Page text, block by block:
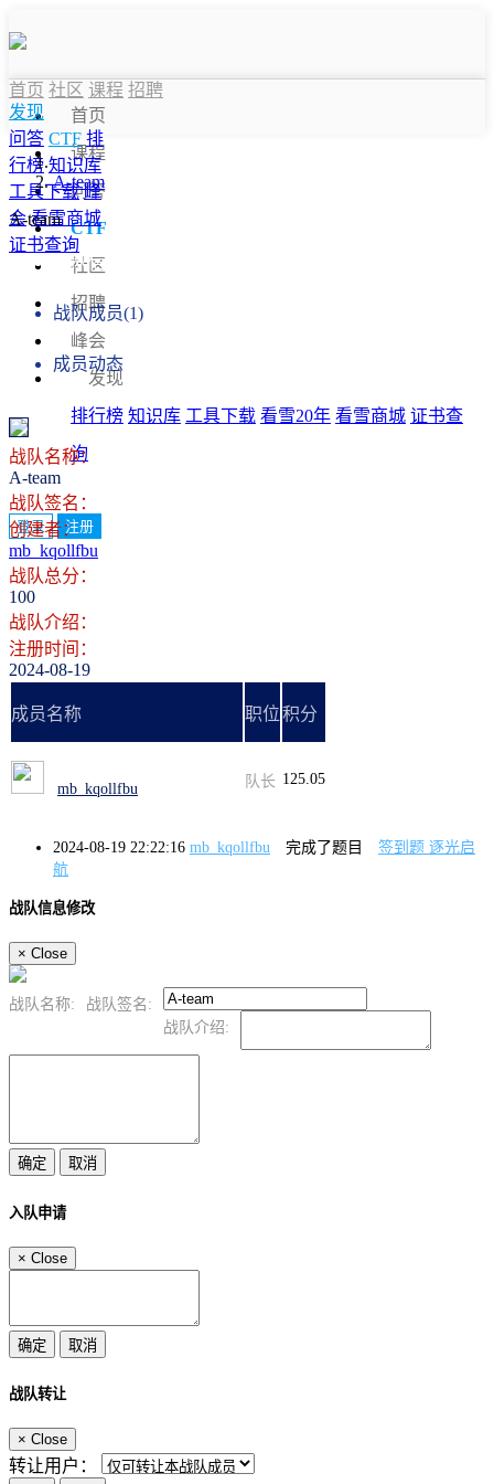
首页
课程
问答
CTF
社区
招聘
峰会
发现
排行榜 知识库 工具下载 看雪20年 看雪商城 证书查
询
登录 注册
首页 社区 课程 招聘
发现
问答 CTF 排
行榜 知识库
工具下载 峰
会 看雪商城
证书查询
A-team
A-team
战队信息
战队成员(1)
成员动态
战队名称：
A-team
战队签名：
创建者：
mb_kqollfbu
战队总分：
100
战队介绍：
注册时间：
2024-08-19
成员名称 职位积分
mb_kqollfbu 队长 125.05
2024-08-19 22:22:16 mb_kqollfbu 完成了题目
签到题 逐光启
航
战队信息修改
× Close
战队名称:
战队签名:
战队介绍:
入队申请
× Close
战队转让
× Close
转让用户：